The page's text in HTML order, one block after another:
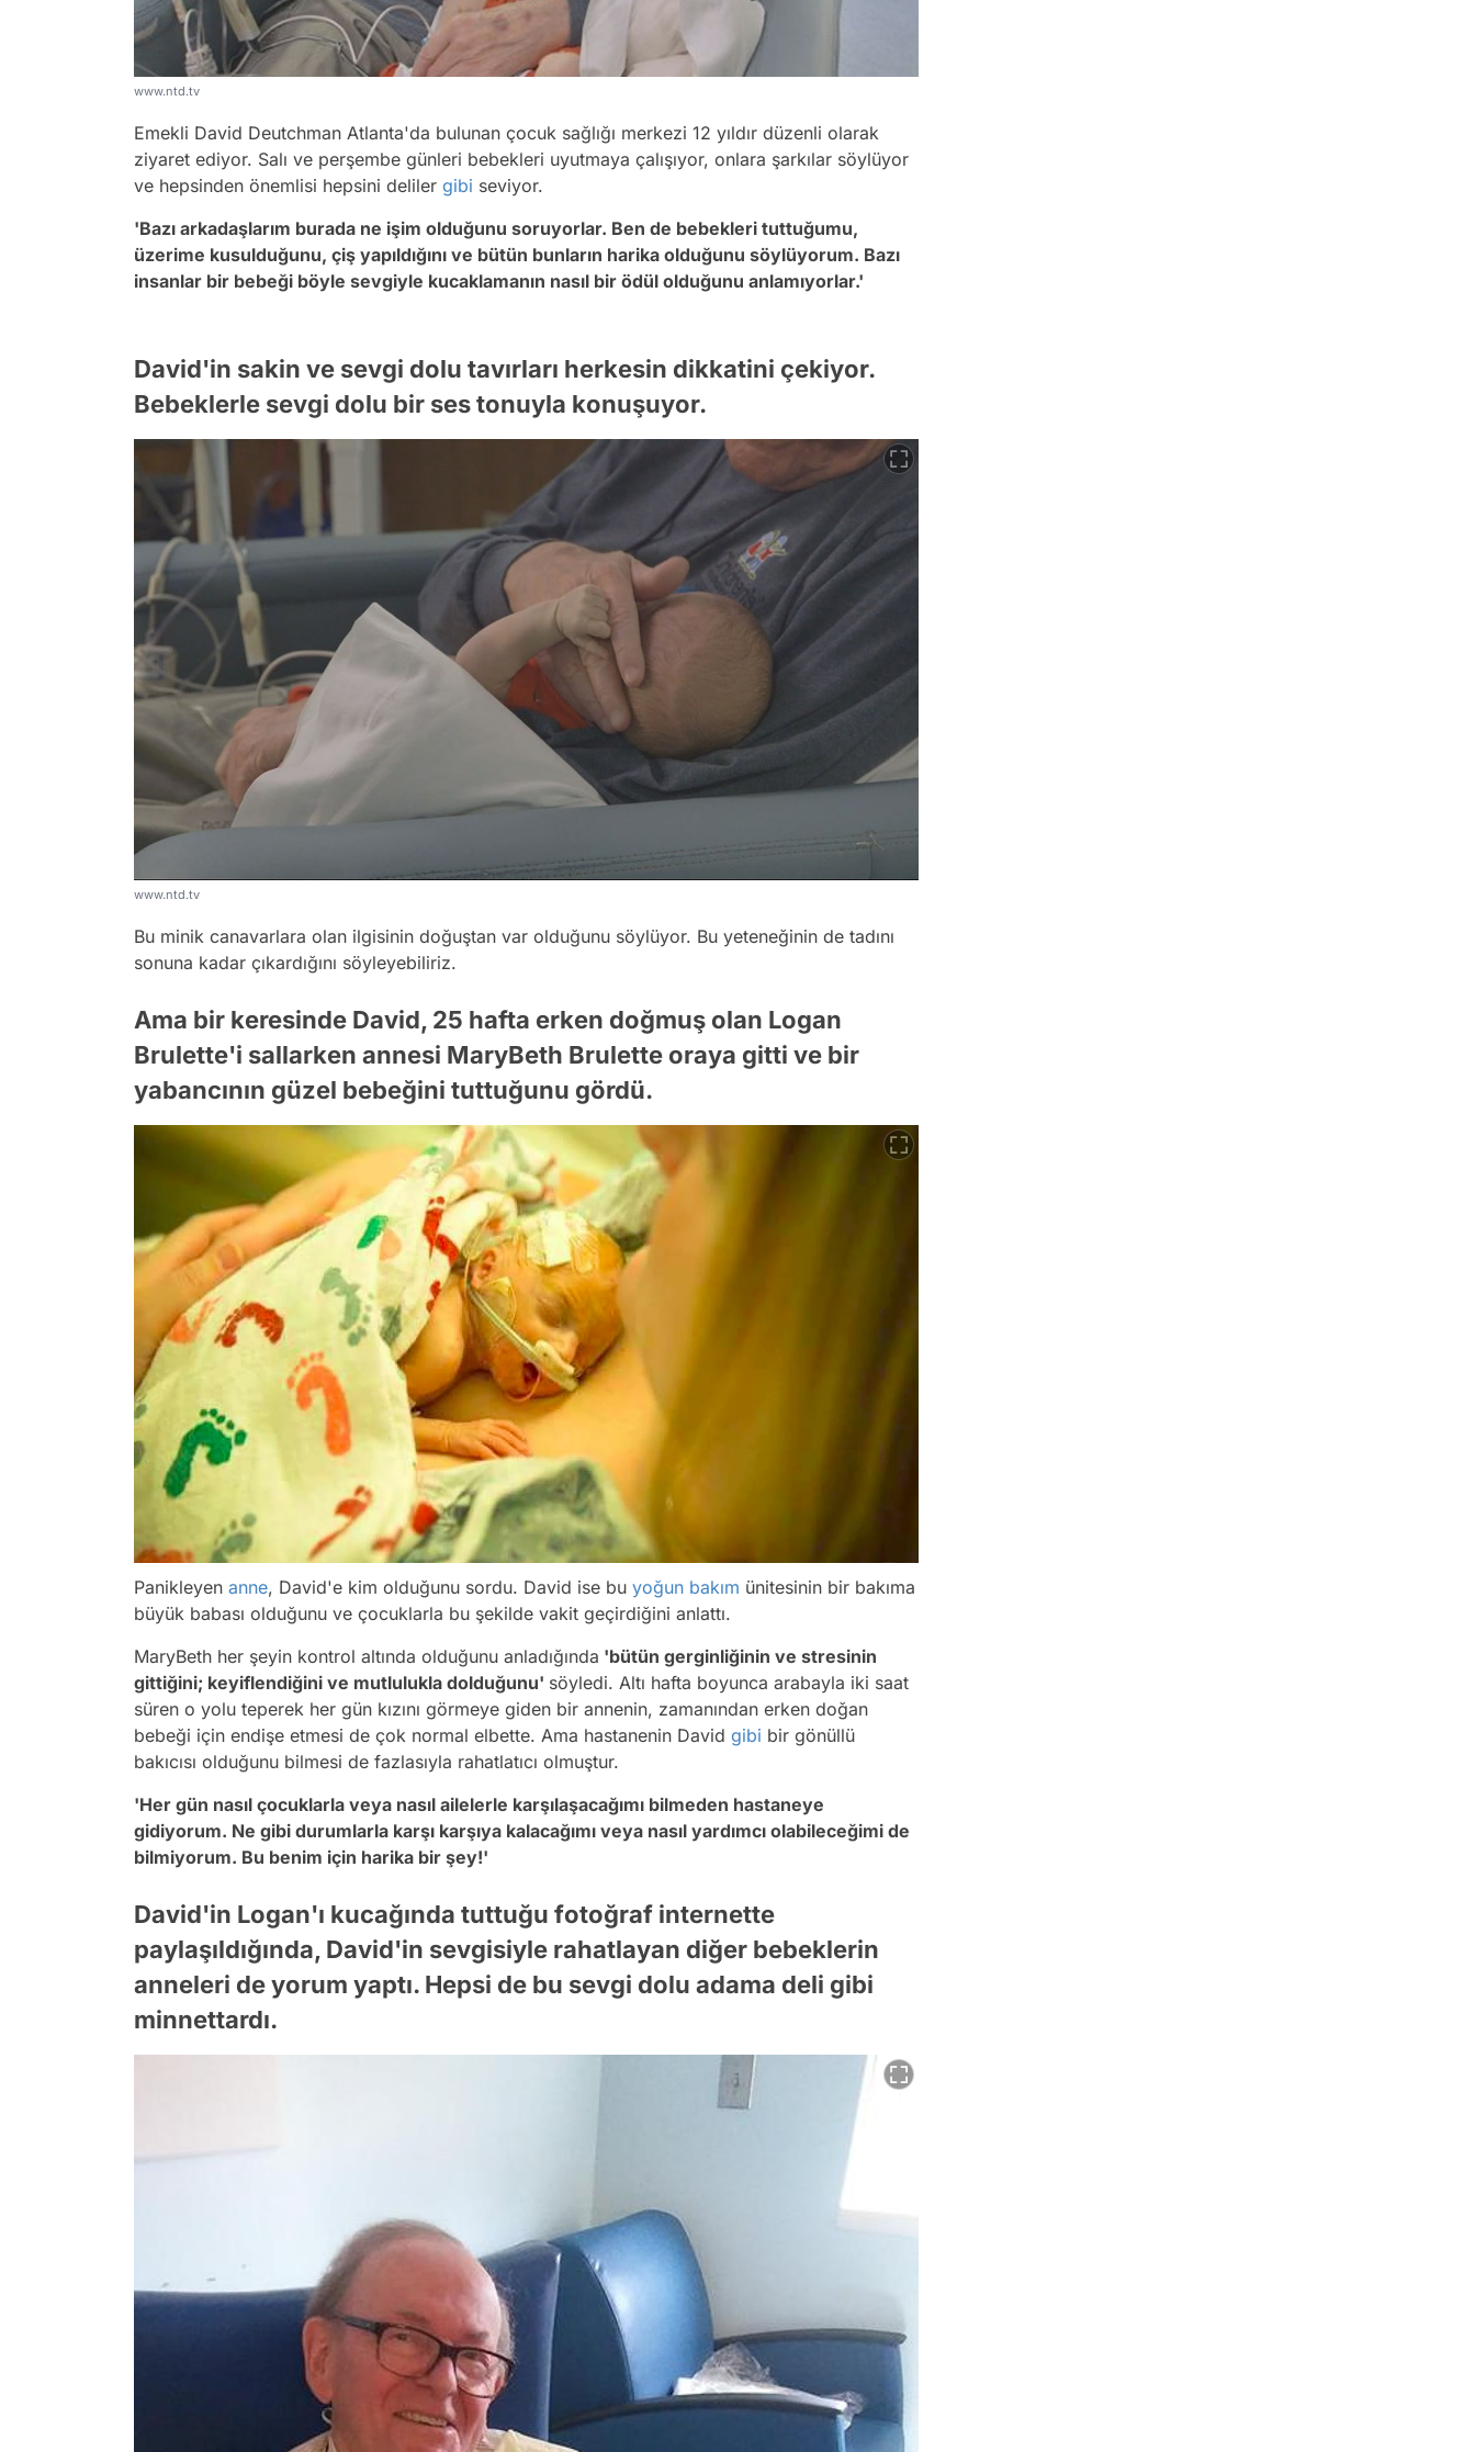
www.ntd.tv
Emekli David Deutchman Atlanta'da bulunan çocuk sağlığı merkezi 12 yıldır düzenli olarak
ziyaret ediyor. Salı ve perşembe günleri bebekleri uyutmaya çalışıyor, onlara şarkılar söylüyor
ve hepsinden önemlisi hepsini deliler gibi seviyor.
'Bazı arkadaşlarım burada ne işim olduğunu soruyorlar. Ben de bebekleri tuttuğumu,
üzerime kusulduğunu, çiş yapıldığını ve bütün bunların harika olduğunu söylüyorum. Bazı
insanlar bir bebeği böyle sevgiyle kucaklamanın nasıl bir ödül olduğunu anlamıyorlar.'
David'in sakin ve sevgi dolu tavırları herkesin dikkatini çekiyor.
Bebeklerle sevgi dolu bir ses tonuyla konuşuyor.
www.ntd.tv
Bu minik canavarlara olan ilgisinin doğuştan var olduğunu söylüyor. Bu yeteneğinin de tadını
sonuna kadar çıkardığını söyleyebiliriz.
Ama bir keresinde David, 25 hafta erken doğmuş olan Logan
Brulette'i sallarken annesi MaryBeth Brulette oraya gitti ve bir
yabancının güzel bebeğini tuttuğunu gördü.
Panikleyen anne, David'e kim olduğunu sordu. David ise bu yoğun bakım ünitesinin bir bakıma
büyük babası olduğunu ve çocuklarla bu şekilde vakit geçirdiğini anlattı.
MaryBeth her şeyin kontrol altında olduğunu anladığında 'bütün gerginliğinin ve stresinin
gittiğini; keyiflendiğini ve mutlulukla dolduğunu' söyledi. Altı hafta boyunca arabayla iki saat
süren o yolu teperek her gün kızını görmeye giden bir annenin, zamanından erken doğan
bebeği için endişe etmesi de çok normal elbette. Ama hastanenin David gibi bir gönüllü
bakıcısı olduğunu bilmesi de fazlasıyla rahatlatıcı olmuştur.
'Her gün nasıl çocuklarla veya nasıl ailelerle karşılaşacağımı bilmeden hastaneye
gidiyorum. Ne gibi durumlarla karşı karşıya kalacağımı veya nasıl yardımcı olabileceğimi de
bilmiyorum. Bu benim için harika bir şey!'
David'in Logan'ı kucağında tuttuğu fotoğraf internette
paylaşıldığında, David'in sevgisiyle rahatlayan diğer bebeklerin
anneleri de yorum yaptı. Hepsi de bu sevgi dolu adama deli gibi
minnettardı.